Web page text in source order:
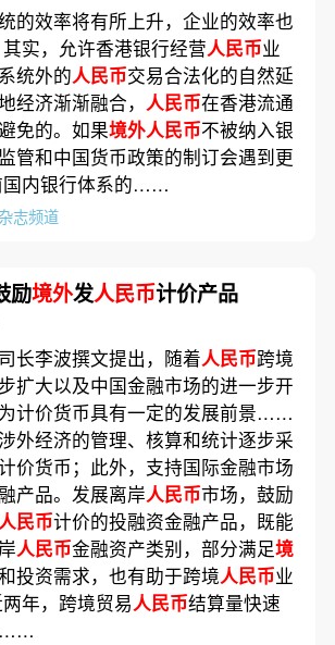
的效率将有所上升，企业的效率也
实，允许香港银行经营人民币业
统外的人民币交易合法化的自然延
经济渐渐融合， 人民币在香港流通
免的。如果境外人民币不被纳入银
管和中国货币政策的制订会遇到更
国内银行体系的……
杂志频道
励境外发人民币计价产品
长李波撰文提出，随着人民币跨境
扩大以及中国金融市场的进一步开
计价货币具有一定的发展前景……
外经济的管理、核算和统计逐步采
价货币；此外，支持国际金融市场
产品。发展离岸人民币市场，鼓励
民币计价的投融资金融产品，既能
人民币金融资产类别，部分满足境
投资需求，也有助于跨境人民币业
年，跨境贸易人民币结算量快速
……